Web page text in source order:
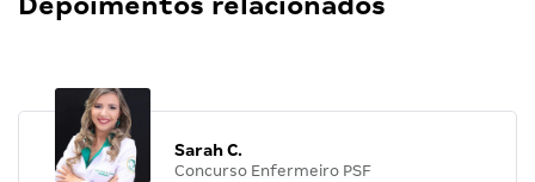
Sarah C.
Concurso Enfermeiro PSF